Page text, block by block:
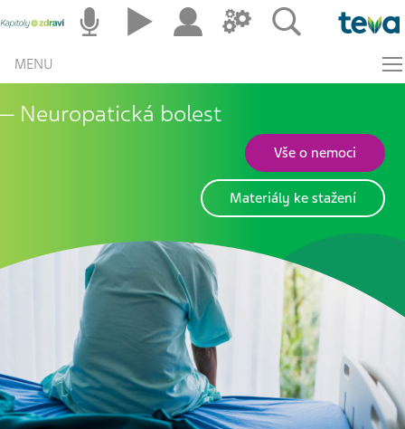
MENU
Neuropatická bolest
Vše o nemoci
Materiály ke stažení